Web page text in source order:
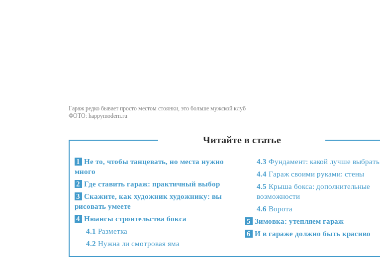
Гараж редко бывает просто местом стоянки, это больше мужской клуб
ФОТО: happymodern.ru
Читайте в статье
1
Не то, чтобы танцевать, но места нужно
много
2 Где ставить гараж: практичный выбор
3 Скажите, как художник художнику: вы
рисовать умеете
4 Нюансы строительства бокса
4.1 Разметка
4.2 Нужна ли смотровая яма
4.3 Фундамент: какой лучше выбрать
4.4 Гараж своими руками: стены
4.5 Крыша бокса: дополнительные
возможности
4.6 Ворота
5 Зимовка: утепляем гараж
6 И в гараже должно быть красиво